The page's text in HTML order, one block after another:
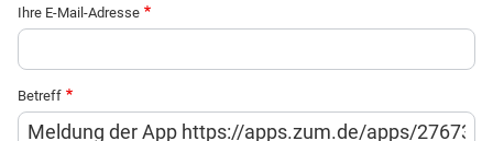
Ihre E-Mail-Adresse
Betreff